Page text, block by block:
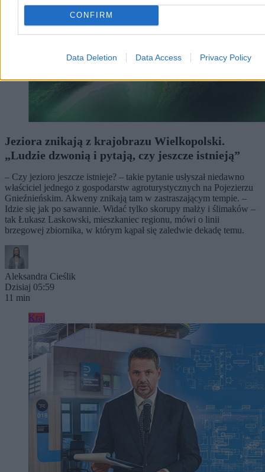
CONFIRM
Data Deletion Data Access Privacy Policy
Jeziora znikają z krajobrazu Wielkopolski.
„Ludzie dzwonią i pytają, czy jeszcze istnieją”
– Czy jezioro jeszcze istnieje? – takie pytanie usłyszał niedawno
właściciel jednego z gospodarstw agroturystycznych na Pojezierzu
Gnieźnieńskim. Akweny znikają tam w zastraszającym tempie. –
Idzie się jak po sawannie. Widać tylko skorupy małży i ślimaków –
tak Łukasz Laskowski, mieszkaniec regionu, mówi o linii
brzegowej zbiornika, w którym kąpał się zaledwie dekadę temu.
Aleksandra Cieślik
Dzisiaj 05:59
11 min
Kraj